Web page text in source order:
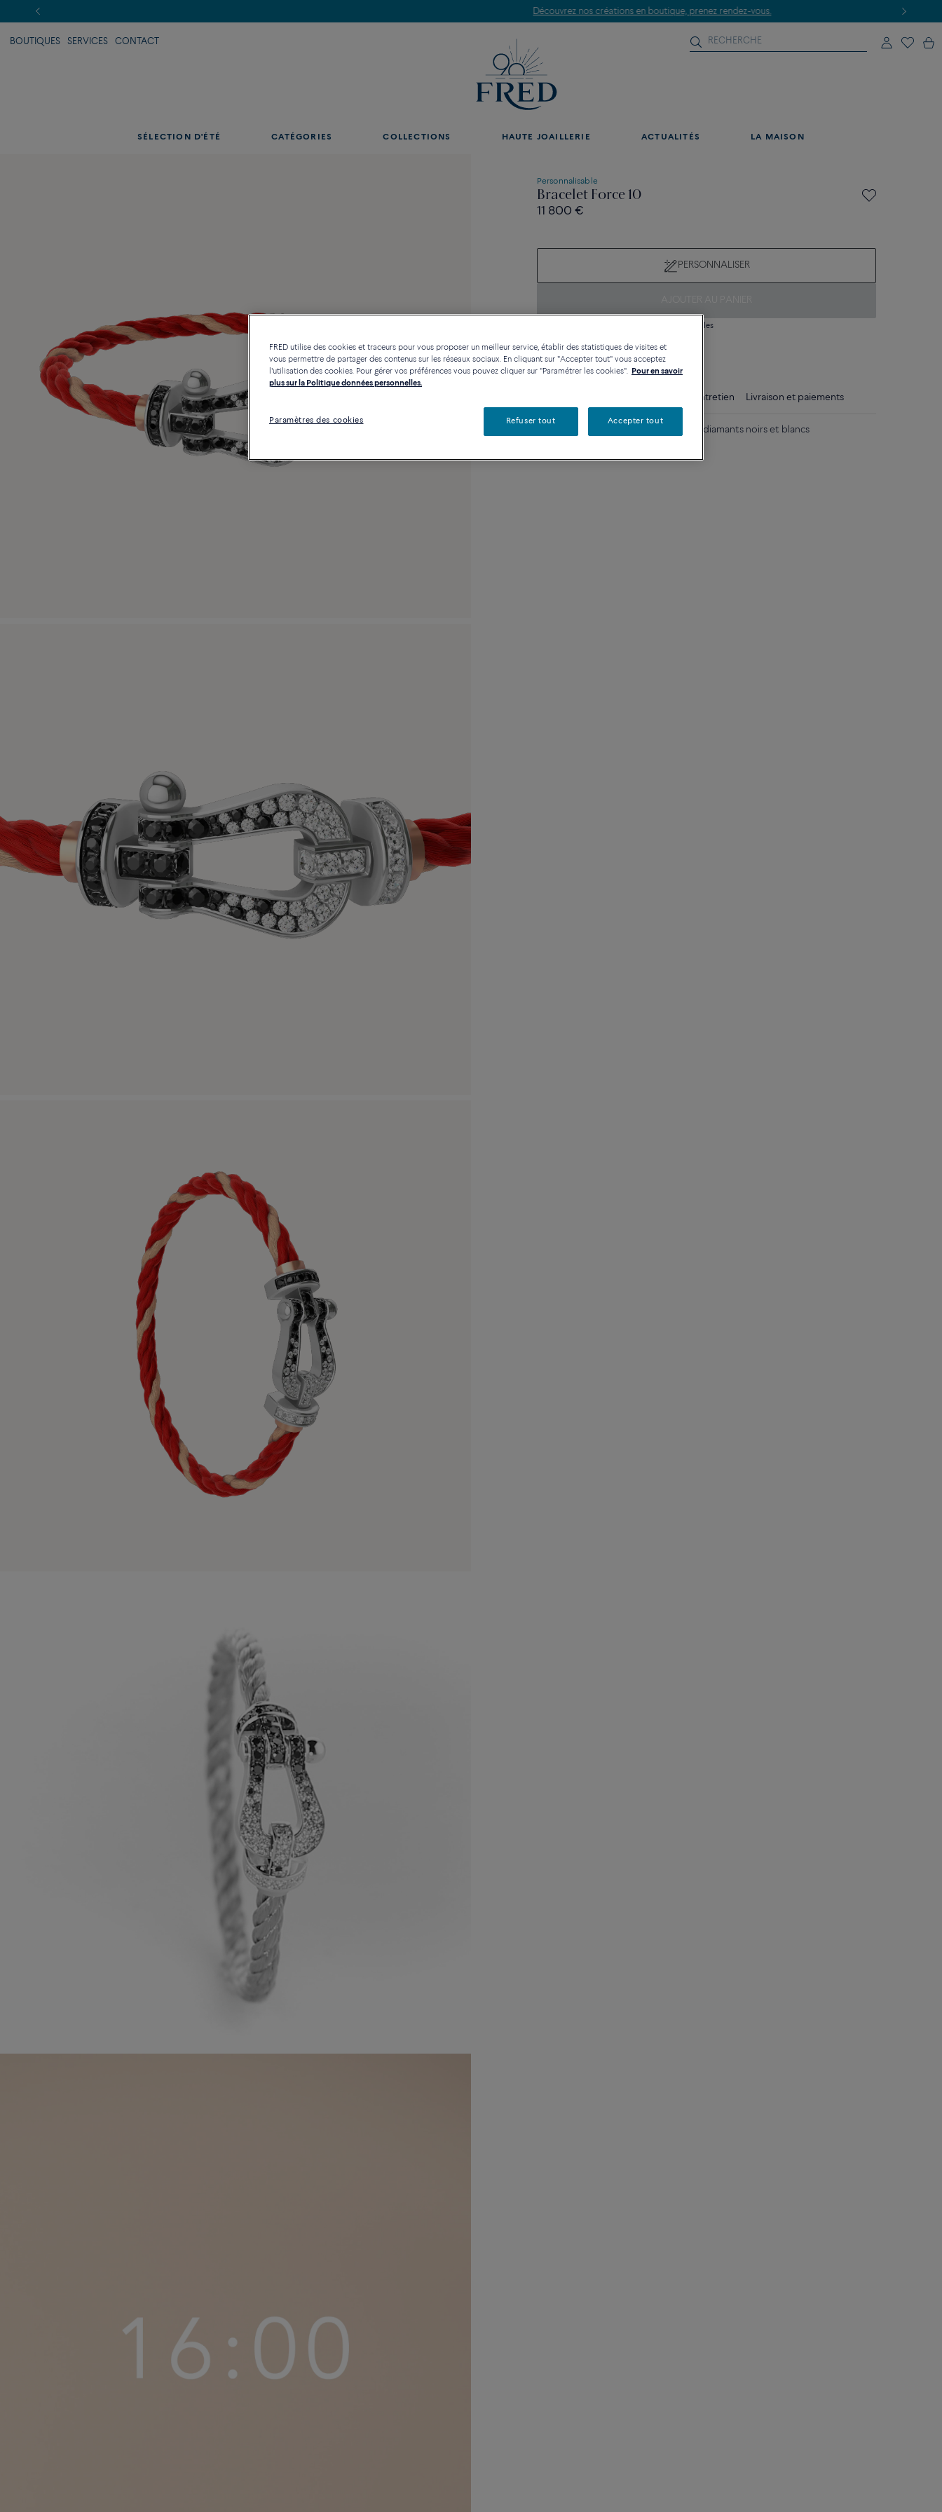
Découvrez nos créations en boutique, prenez rendez-vous.
BOUTIQUES SERVICES CONTACT
SÉLECTION D'ÉTÉ CATÉGORIES COLLECTIONS HAUTE JOAILLERIE ACTUALITÉS LA MAISON
Personnalisable
Bracelet Force 10
11 800 €
PERSONNALISER
Contactez-nous pour toute question sur les tailles
Disponibilité en boutique
Conseils d'entretien Livraison et paiements
Grand modèle or blanc 750/1000e et diamants noirs et blancs
FRED utilise des cookies et traceurs pour vous proposer un meilleur service, établir des statistiques de visites et
vous permettre de partager des contenus sur les réseaux sociaux. En cliquant sur "Accepter tout" vous acceptez
l'utilisation des cookies. Pour gérer vos préférences vous pouvez cliquer sur "Paramétrer les cookies". Pour en savoir
plus sur la Politique données personnelles.
Paramètres des cookies Refuser tout Accepter tout